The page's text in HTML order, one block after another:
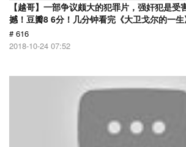
【越哥】一部争议颇大的犯罪片，强奸犯是受
撼！豆瓣8 6分！几分钟看完《大卫戈尔的一生
# 616
2018-10-24 07:52